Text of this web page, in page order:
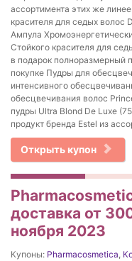
ассортимента этих же
красителя для седых волос
Ампула
Стойкого красителя для
в подарок полноразмерный
покупке Пудры для
интенсивного
обесцвечивания волос
пудры Ultra Blond De Luxe
продукт бренда Estel из
Открыть купон
доставка от
ноября 2023
Купоны: Pharmacosmetica,